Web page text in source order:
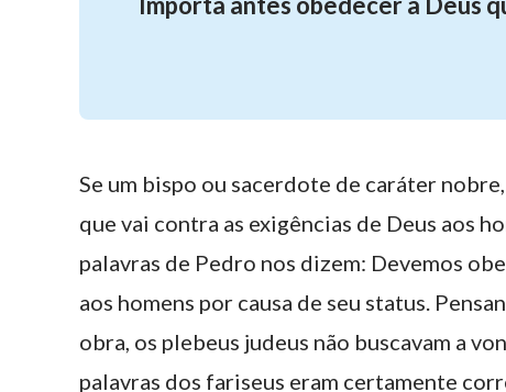
Se um bispo ou sacerdote de caráter
que vai contra as exigências de Deus aos
palavras de Pedro nos dizem: Devemos
aos homens por causa de seu status.
obra, os plebeus judeus não buscavam a
palavras dos fariseus eram certamente